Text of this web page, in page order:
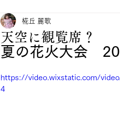
天空に観覧席？
椛丘 麗歌
夏の花火大会　
https://video.wixstatic.com/
4